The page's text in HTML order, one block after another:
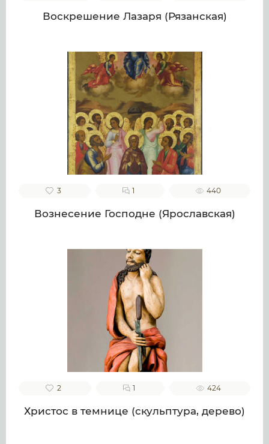
Воскрешение Лазаря (Рязанская)
3 1 440
Вознесение Господне (Ярославская)
2 1 424
Христос в темнице (скульптура, дерево)